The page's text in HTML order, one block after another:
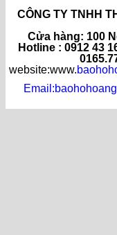
CÔNG TY TNHH
Cửa hàng: 100
Hotline : 0912 43
website:www.